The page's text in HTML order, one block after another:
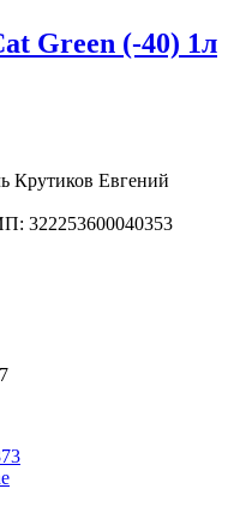
Green (-40) 1л
Крутиков Евгений
322253600040353